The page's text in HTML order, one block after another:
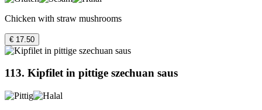
Chicken with straw mushrooms
€ 17.50
113. Kipfilet in pittige szechuan saus